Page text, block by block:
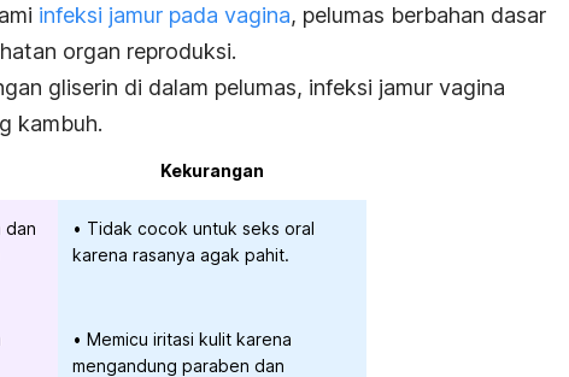
infeksi jamur pada vagina, pelumas berbahan dasar
organ reproduksi.
gliserin di dalam pelumas, infeksi jamur vagina
kambuh.
Kekurangan
dan
Tidak cocok untuk seks oral
karena rasanya agak pahit.
Memicu iritasi kulit karena
mengandung paraben dan